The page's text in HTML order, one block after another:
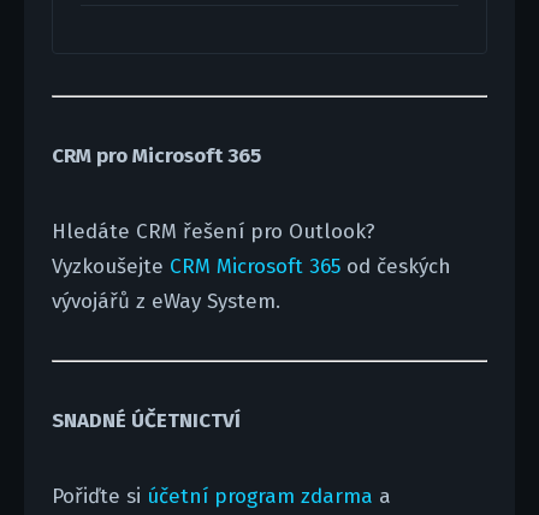
CRM pro Microsoft 365
Hledáte CRM řešení pro Outlook?
Vyzkoušejte CRM Microsoft 365od českých
vývojářů z eWay System.
SNADNÉ ÚČETNICTVÍ
Pořiďte si účetní program zdarma a